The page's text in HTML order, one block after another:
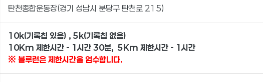
탄천종합운동장(경기 성남시 분당구 탄천로 215)
10k(기록칩 있음) , 5k(기록칩 없음)
10Km 제한시간 - 1시간 30분, 5Km 제한시간 - 1시간
※ 블루런은 제한시간을 엄수합니다.